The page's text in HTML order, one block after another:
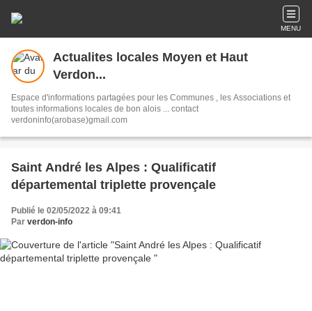
MENU
Actualites locales Moyen et Haut
Verdon...
Espace d'informations partagées pour les Communes , les Associations et
toutes informations locales de bon alois ... contact
verdoninfo(arobase)gmail.com
Saint André les Alpes : Qualificatif
départemental triplette provençale
Publié le 02/05/2022 à 09:41
Par verdon-info